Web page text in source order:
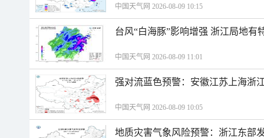
中国天气网 2026-08-09 10:15
台风“白海豚”影响增强 浙江局地有
中国天气网 2026-08-09 11:01
强对流蓝色预警：安徽江苏上海浙
中国天气网 2026-08-09 10:05
地质灾害气象风险预警：浙江东部